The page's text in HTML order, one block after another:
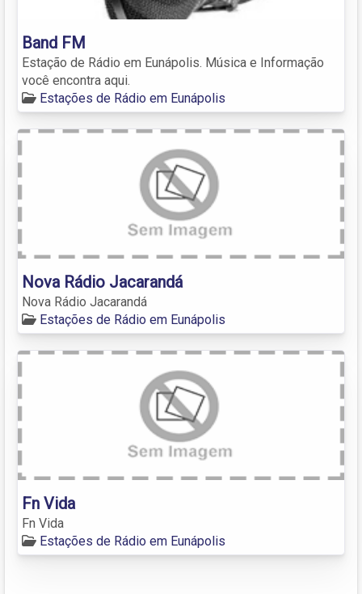
Band FM
Estação de Rádio em Eunápolis. Música e Informação
você encontra aqui.
Estações de Rádio em Eunápolis
Nova Rádio Jacarandá
Nova Rádio Jacarandá
Estações de Rádio em Eunápolis
Fn Vida
Fn Vida
Estações de Rádio em Eunápolis